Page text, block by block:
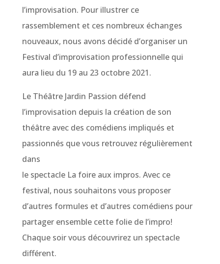
l’improvisation. Pour illustrer ce
rassemblement et ces nombreux échanges
nouveaux, nous avons décidé d’organiser un
Festival d’improvisation professionnelle qui
aura lieu du 19 au 23 octobre 2021.
Le Théâtre Jardin Passion défend
l’improvisation depuis la création de son
théâtre avec des comédiens impliqués et
passionnés que vous retrouvez régulièrement
dans
le spectacle La foire aux impros. Avec ce
festival, nous souhaitons vous proposer
d’autres formules et d’autres comédiens pour
partager ensemble cette folie de l’impro!
Chaque soir vous découvrirez un spectacle
différent.